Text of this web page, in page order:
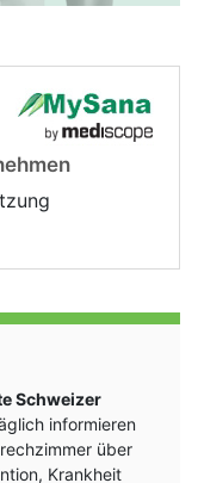
Schweizer
informieren
über
Krankheit